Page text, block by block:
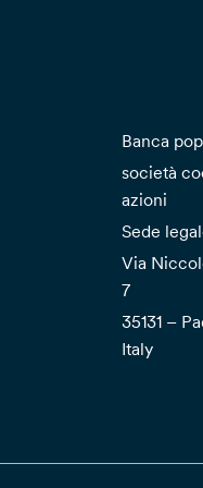
Banca
società
azioni
Sede
Via
7
35131 –
Italy